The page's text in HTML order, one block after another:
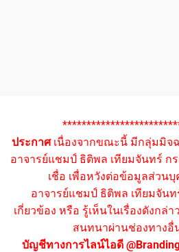
ประกาศเนื่องจากขณะนี้ มีกลุ่มมิจ
อาจารย์แชมป์ ธิติพล เทียมจันทร์ ก
เชื่อ เพื่อหวังต่อข้อมูลส่วน
อาจารย์แชมป์ ธิติพล เทียมจัน
เกี่ยวข้อง หรือ รู้เห็นในเรื่องดังกล่
สนทนาผ่านช่องทางอื่
บัญชีทางการไลน์ไอดี